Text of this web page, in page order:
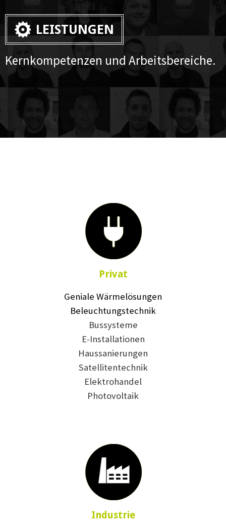
LEISTUNGEN
Kernkompetenzen und Arbeitsbereiche.
Privat
Geniale Wärmelösungen
Beleuchtungstechnik
Bussysteme
E-Installationen
Haussanierungen
Satellitentechnik
Elektrohandel
Photovoltaik
Industrie